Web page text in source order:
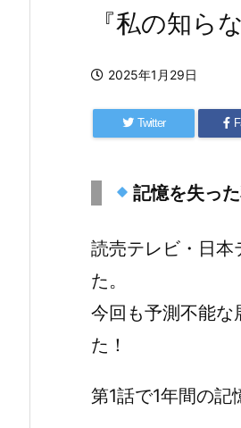
『私の知ら
2025年1月29日
Twitter
記憶を失っ
読売テレビ・日本
た。
今回も予測不能な
た！
第1話で1年間の記